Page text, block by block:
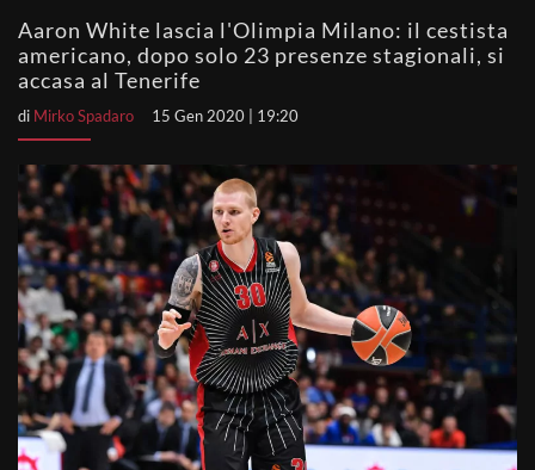
Aaron White lascia l'Olimpia Milano: il cestista
americano, dopo solo 23 presenze stagionali, si
accasa al Tenerife
di Mirko Spadaro 15 Gen 2020 | 19:20